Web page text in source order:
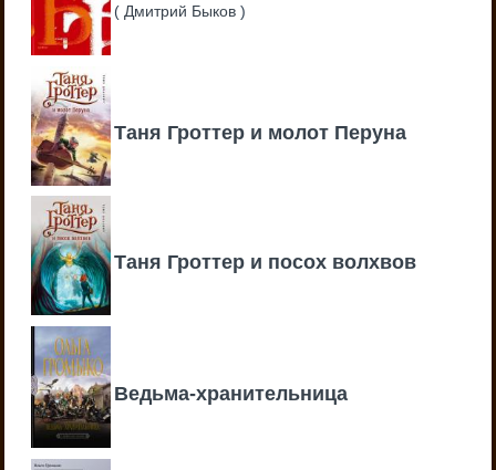
( Дмитрий Быков)
Таня Гроттер и молот Перуна
Таня Гроттер и посох волхвов
Ведьма-хранительница